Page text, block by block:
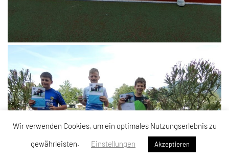
Wir verwenden Cookies, um ein optimales Nutzungserlebnis zu
gewährleisten.
Einstellungen Akzeptieren